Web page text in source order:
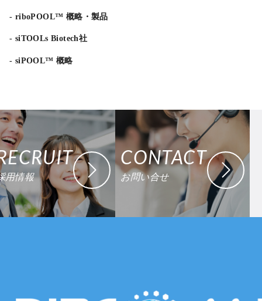
riboPOOL™ 概略・製品
siTOOLs Biotech社
siPOOL™ 概略
CONTACT